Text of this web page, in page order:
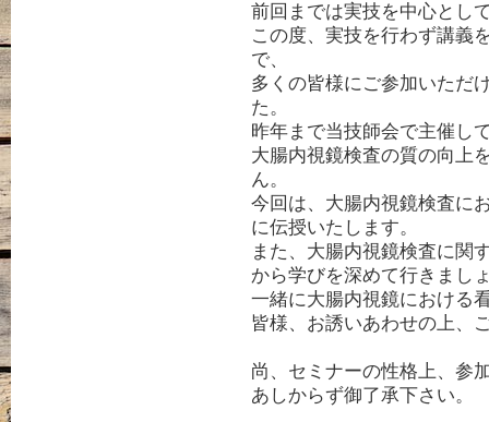
前回までは実技を中心とし
この度、実技を行わず講義
で、
多くの皆様にご参加いただ
た。
昨年まで当技師会で主催し
大腸内視鏡検査の質の向上
ん。
今回は、大腸内視鏡検査に
に伝授いたします。
また、大腸内視鏡検査に関
から学びを深めて行きまし
一緒に大腸内視鏡におけ
皆様、お誘いあわせの上、
尚、セミナーの性格上、参
あしからず御了承下さい。